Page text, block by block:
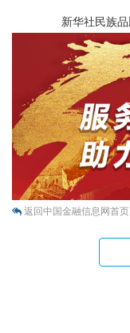
新华社民族
返回中国金融信息网首页